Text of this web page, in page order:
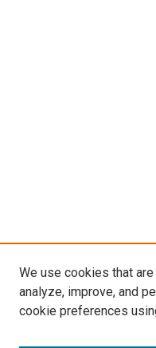
We use cookies that
analyze, improve, and
cookie preferences